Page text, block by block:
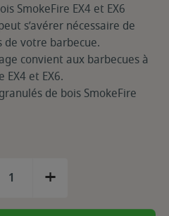
SmokeFire EX4 et EX6
s’avérer nécessaire de
de votre barbecue.
convient aux barbecues à
EX4 et EX6.
de bois SmokeFire
+